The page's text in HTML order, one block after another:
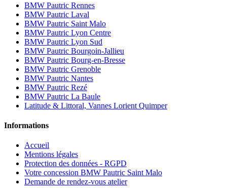
BMW Pautric Rennes
BMW Pautric Laval
BMW Pautric Saint Malo
BMW Pautric Lyon Centre
BMW Pautric Lyon Sud
BMW Pautric Bourgoin-Jallieu
BMW Pautric Bourg-en-Bresse
BMW Pautric Grenoble
BMW Pautric Nantes
BMW Pautric Rezé
BMW Pautric La Baule
Latitude & Littoral, Vannes Lorient Quimper
Informations
Accueil
Mentions légales
Protection des données - RGPD
Votre concession BMW Pautric Saint Malo
Demande de rendez-vous atelier